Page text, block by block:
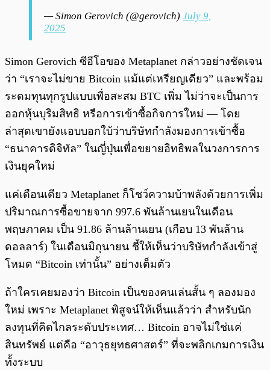
— Simon Gerovich (@gerovich) July 9,
2025
Simon Gerovich ซีอีโอของ Metaplanet กล่าวอย่างชัดเจน
ว่า “เราจะไม่ขาย Bitcoin แม้แต่เหรียญเดียว” และพร้อม
ระดมทุนทุกรูปแบบเพื่อสะสม BTC เพิ่ม ไม่ว่าจะเป็นการ
ออกหุ้นบุริมสิทธิ หรือการเข้าซื้อกิจการใหม่ — โดย
ล่าสุดเขายังแอบบอกใบ้ว่าบริษัทกำลังมองการเข้าซื้อ
“ธนาคารดิจิทัล” ในญี่ปุ่นเพื่อขยายอิทธิพลในวงการการ
เงินยุคใหม่
แค่เดือนเดียว Metaplanet ก็โชว์ความบ้าพลังด้วยการเพิ่ม
ปริมาณการซื้อขายจาก 997.6 พันล้านเยนในเดือน
พฤษภาคม เป็น 91.86 ล้านล้านเยน (เกือบ 13 พันล้าน
ดอลลาร์) ในเดือนมิถุนายน ชี้ให้เห็นว่าบริษัทกำลังเข้าสู่
โหมด “Bitcoin เท่านั้น” อย่างเต็มตัว
ถ้าใครเคยมองว่า Bitcoin เป็นของคนเล่นสั้น ๆ ลองมอง
ใหม่ เพราะ Metaplanet พิสูจน์ให้เห็นแล้วว่า สำหรับนัก
ลงทุนที่คิดไกลระดับประเทศ… Bitcoin อาจไม่ใช่แค่
สินทรัพย์ แต่คือ “อาวุธยุทธศาสตร์” ที่จะพลิกเกมการเงิน
ทั้งระบบ